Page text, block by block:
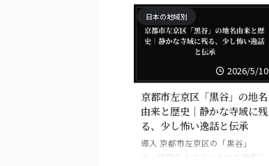
地です。いま地図を開けば、駅名
にも町名にもなり、何気ない住宅
地の印象を受けるでしょう。けれ
ど、この名には、単なる地理以上
谷の口、街道の結節、そして古代
の信仰と中世の戦乱。そうした層
が幾重にも積もった場所では、地
名そのものが記憶の器になりま
す。お気づきだろうか。四ノ宮と
いう響きは、柔らかいのに、どこ
か数え切れないものを抱え込んで
日本の地域別
2026/5/10
京都市左京区「黒谷」の地名
由来と歴史｜静かな寺域に残
る、少し怖い逸話と伝承
導入 京都市左京区の「黒谷」
は、地図の上ではひとつの地名に